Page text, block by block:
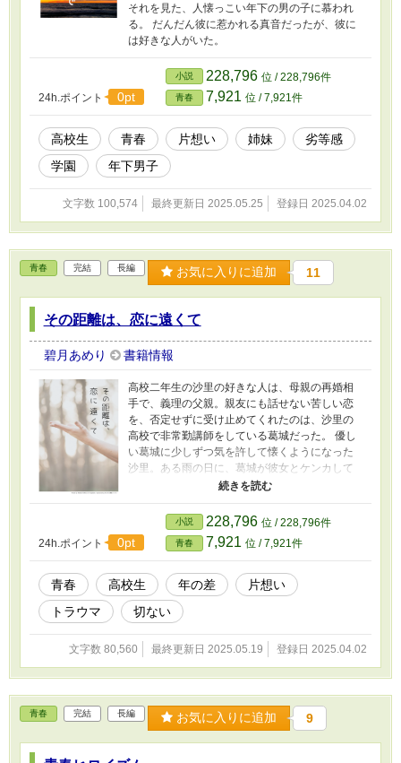
それを見た、人懐っこい年下の男の子に慕われ
る。 だんだん彼に惹かれる真音だったが、彼に
は好きな人がいた。
24h.ポイント 0pt
小説 228,796 位 / 228,796件
青春 7,921 位 / 7,921件
高校生 青春 片想い 姉妹
劣等感
学園
年下男子
文字数 100,574 最終更新日 2025.05.25 登録日 2025.04.02
青春 完結 長編 お気に入りに追加 11
その距離は、恋に遠くて
碧月あめり 書籍情報
高校二年生の沙里の好きな人は、母親の再婚相
手で、義理の父親。親友にも話せない苦しい恋
を、否定せずに受け止めてくれたのは、沙里の
高校で非常勤講師をしている葛城だった。 優し
い葛城に少しずつ気を許して懐くようになった
沙里。ある雨の日に、葛城が彼女とケンカして
いるところに遭遇した沙里は、彼の秘密を知っ
24h.ポイント 0pt
小説 228,796 位 / 228,796件
青春 7,921 位 / 7,921件
青春 高校生 年の差
片想い
トラウマ
切ない
文字数 80,560 最終更新日 2025.05.19 登録日 2025.04.02
青春 完結 長編 お気に入りに追加 9